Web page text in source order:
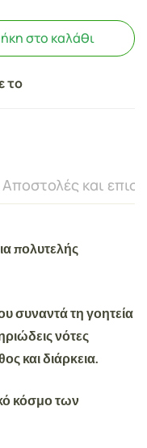
στο καλάθι
το
Αποστολές και
πολυτελής
συναντά τη γοητεία
νότες
καιδιάρκεια
κόσμο των